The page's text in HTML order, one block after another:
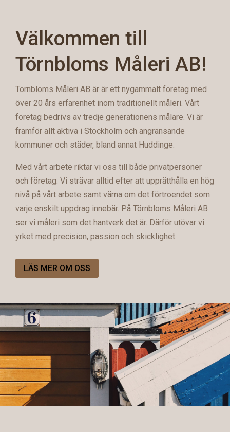
Välkommen till
Törnbloms Måleri AB!
Törnbloms Måleri AB är är ett nygammalt företag med
över 20 års erfarenhet inom traditionellt måleri. Vårt
företag bedrivs av tredje generationens målare. Vi är
framför allt aktiva i Stockholm och angränsande
kommuner och städer, bland annat Huddinge.
Med vårt arbete riktar vi oss till både privatpersoner
och företag. Vi strävar alltid efter att upprätthålla en hög
nivå på vårt arbete samt värna om det förtroendet som
varje enskilt uppdrag innebär. På Törnbloms Måleri AB
ser vi måleri som det hantverk det är. Därför utövar vi
yrket med precision, passion och skicklighet.
LÄS MER OM OSS